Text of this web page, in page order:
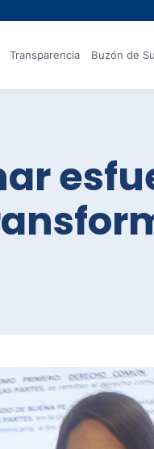
Transparencia Buzón de